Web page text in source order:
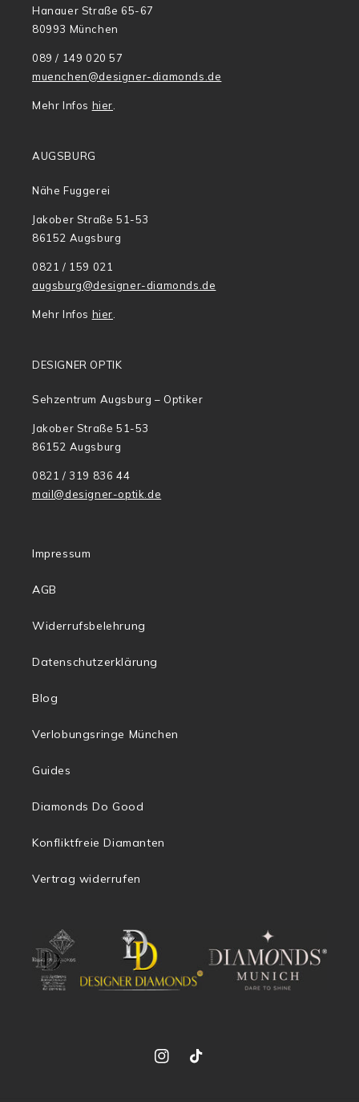
Hanauer Straße 65-67
80993 München
089 / 149 020 57
muenchen@designer-diamonds.de
Mehr Infos hier
AUGSBURG
Nähe Fuggerei
Jakober Straße 51-53
86152 Augsburg
0821 / 159 021
augsburg@designer-diamonds.de
Mehr Infos hier
DESIGNER OPTIK
Sehzentrum Augsburg – Optiker
Jakober Straße 51-53
86152 Augsburg
0821 / 319 836 44
mail@designer-optik.de
Impressum
AGB
Widerrufsbelehrung
Datenschutzerklärung
Blog
Verlobungsringe München
Guides
Diamonds Do Good
Konfliktfreie Diamanten
Vertrag widerrufen
InstagramTikTok